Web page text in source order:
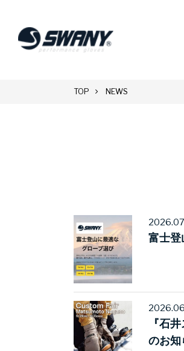
TOP NEWS
富士登
『石
のお知